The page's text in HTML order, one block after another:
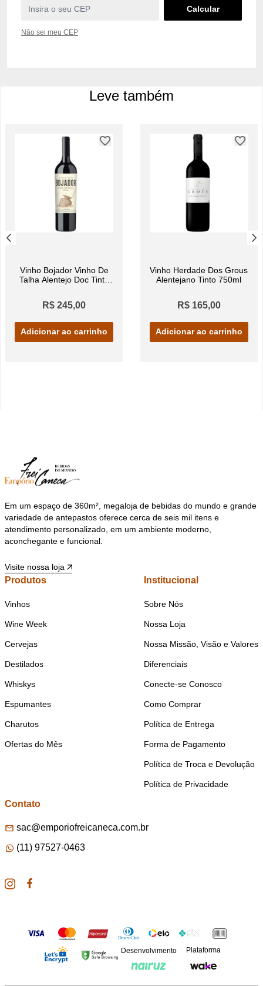
Não sei meu CEP
Leve também
Vinho Bojador Vinho De
Talha Alentejo Doc Tinto
R$ 245,00
Adicionar ao carrinho
Vinho Herdade Dos Grous
Alentejano Tinto 750ml
R$ 165,00
Adicionar ao carrinho
Em um espaço de 360m², megaloja de bebidas do mundo e grande
variedade de antepastos oferece cerca de seis mil itens e
atendimento personalizado, em um ambiente moderno,
aconchegante e funcional.
Visite nossa loja
Produtos
Vinhos
Wine Week
Cervejas
Destilados
Whiskys
Espumantes
Charutos
Ofertas do Mês
Institucional
Sobre Nós
Nossa Loja
Nossa Missão, Visão e Valores
Diferenciais
Conecte-se Conosco
Como Comprar
Política de Entrega
Forma de Pagamento
Política de Troca e Devolução
Política de Privacidade
Contato
sac@emporiofreicaneca.com.br
(11) 97527-0463
Desenvolvimento Plataforma